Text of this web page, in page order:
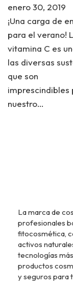
enero 30, 2019
¡Una carga de
para el verano!
vitamina C es
las diversas
que son
imprescindibles
nuestro…
La marca de
profesionales
fitocosmética,
activos
tecnologías
productos
y seguros para